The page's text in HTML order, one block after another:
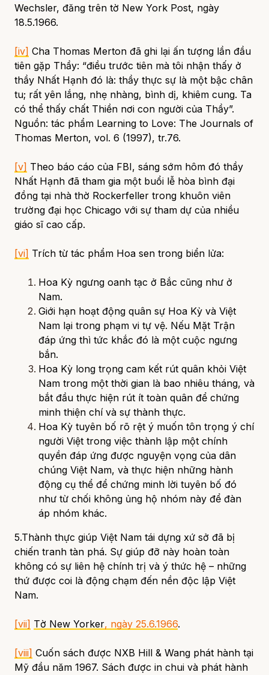
Wechsler, đăng trên tờ New York Post, ngày
18.5.1966.
[iv] Cha Thomas Merton đã ghi lại ấn tượng lần đầu
tiên gặp Thầy: “điều trước tiên mà tôi nhận thấy ở
thầy Nhất Hạnh đó là: thầy thực sự là một bậc chân
tu; rất yên lắng, nhẹ nhàng, bình dị, khiêm cung. Ta
có thể thấy chất Thiền nơi con người của Thầy”.
Nguồn: tác phẩm Learning to Love: The Journals of
Thomas Merton, vol. 6 (1997), tr.76.
[v] Theo báo cáo của FBI, sáng sớm hôm đó thầy
Nhất Hạnh đã tham gia một buổi lễ hòa bình đại
đồng tại nhà thờ Rockerfeller trong khuôn viên
trường đại học Chicago với sự tham dự của nhiều
giáo sĩ cao cấp.
[vi] Trích từ tác phẩm Hoa sen trong biển lửa:
Hoa Kỳ ngưng oanh tạc ở Bắc cũng như ở
Nam.
Giới hạn hoạt động quân sự Hoa Kỳ và Việt
Nam lại trong phạm vi tự vệ. Nếu Mặt Trận
đáp ứng thì tức khắc đó là một cuộc ngưng
bắn.
Hoa Kỳ long trọng cam kết rút quân khỏi Việt
Nam trong một thời gian là bao nhiêu tháng, và
bắt đầu thực hiện rút ít toàn quân để chứng
minh thiện chí và sự thành thực.
Hoa Kỳ tuyên bố rõ rệt ý muốn tôn trọng ý chí
người Việt trong việc thành lập một chính
quyền đáp ứng được nguyện vọng của dân
chúng Việt Nam, và thực hiện những hành
động cụ thể để chứng minh lời tuyên bố đó
như từ chối không ủng hộ nhóm này để đàn
áp nhóm khác.
5.Thành thực giúp Việt Nam tái dựng xứ sở đã bị
chiến tranh tàn phá. Sự giúp đỡ này hoàn toàn
không có sự liên hệ chính trị và ý thức hệ – những
thứ được coi là động chạm đến nền độc lập Việt
Nam.
[vii] Tờ New Yorker, ngày 25.6.1966.
[viii] Cuốn sách được NXB Hill & Wang phát hành tại
Mỹ đầu năm 1967. Sách được in chui và phát hành